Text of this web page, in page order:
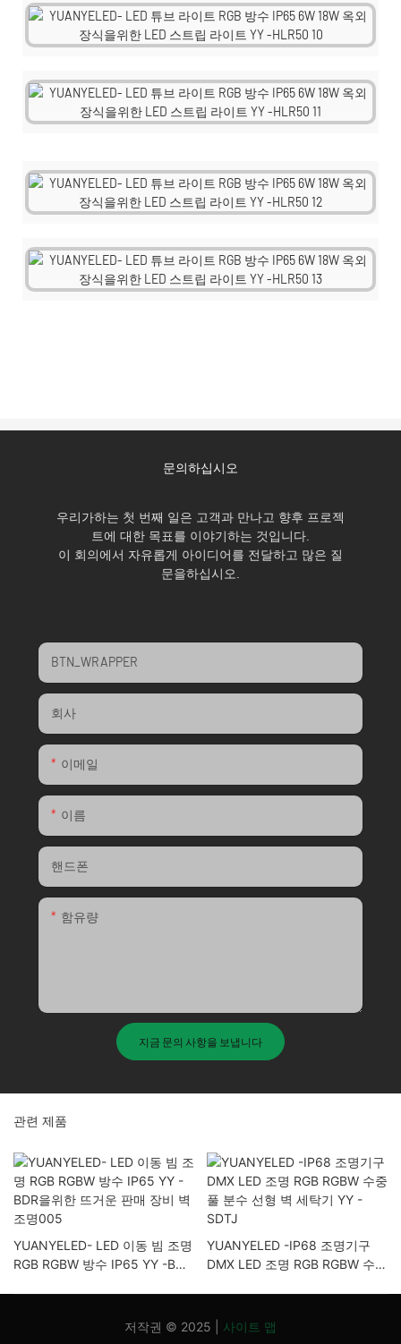
문의하십시오
우리가하는 첫 번째 일은 고객과 만나고 향후 프로젝
트에 대한 목표를 이야기하는 것입니다.
이 회의에서 자유롭게 아이디어를 전달하고 많은 질
문을하십시오.
BTN_WRAPPER
회사
이메일
이름
핸드폰
함유량
지금 문의 사항을 보냅니다
관련 제품
YUANYELED- LED 이동 빔 조명
RGB RGBW 방수 IP65 YY -BDR
YUANYELED -IP68 조명기구
DMX LED 조명 RGB RGBW 수중
저작권 © 2025 | 사이트 맵